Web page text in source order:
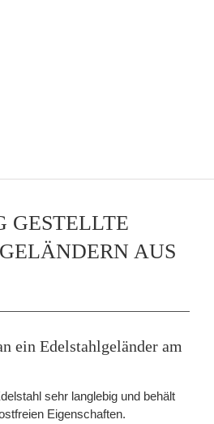
GESTELLTE
AUS
ein Edelstahlgeländer am
sehr langlebig und behält
Eigenschaften.